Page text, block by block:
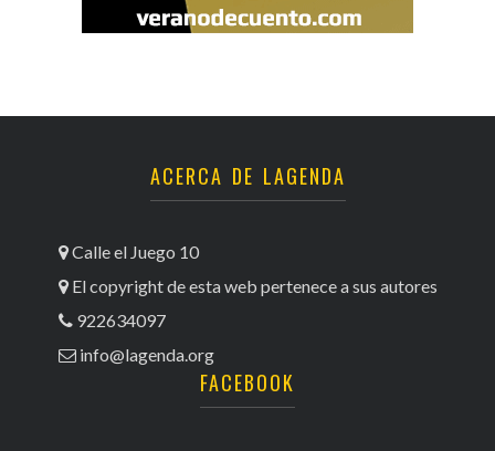
ACERCA DE LAGENDA
Calle el Juego 10
El copyright de esta web pertenece a sus autores
922634097
info@lagenda.org
FACEBOOK